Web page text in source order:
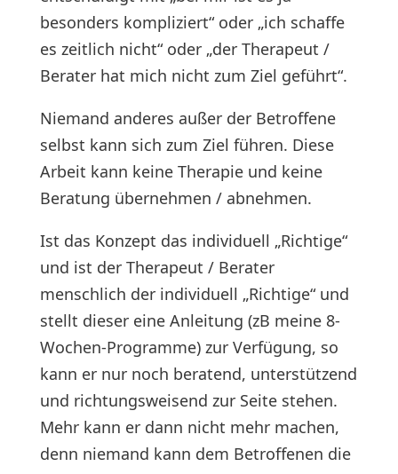
besonders kompliziert“ oder „ich schaffe
es zeitlich nicht“ oder „der Therapeut /
Berater hat mich nicht zum Ziel geführt“.
Niemand anderes außer der Betroffene
selbst kann sich zum Ziel führen. Diese
Arbeit kann keine Therapie und keine
Beratung übernehmen / abnehmen.
Ist das Konzept das individuell „Richtige“
und ist der Therapeut / Berater
menschlich der individuell „Richtige“ und
stellt dieser eine Anleitung (zB meine 8-
Wochen-Programme) zur Verfügung, so
kann er nur noch beratend, unterstützend
und richtungsweisend zur Seite stehen.
Mehr kann er dann nicht mehr machen,
denn niemand kann dem Betroffenen die